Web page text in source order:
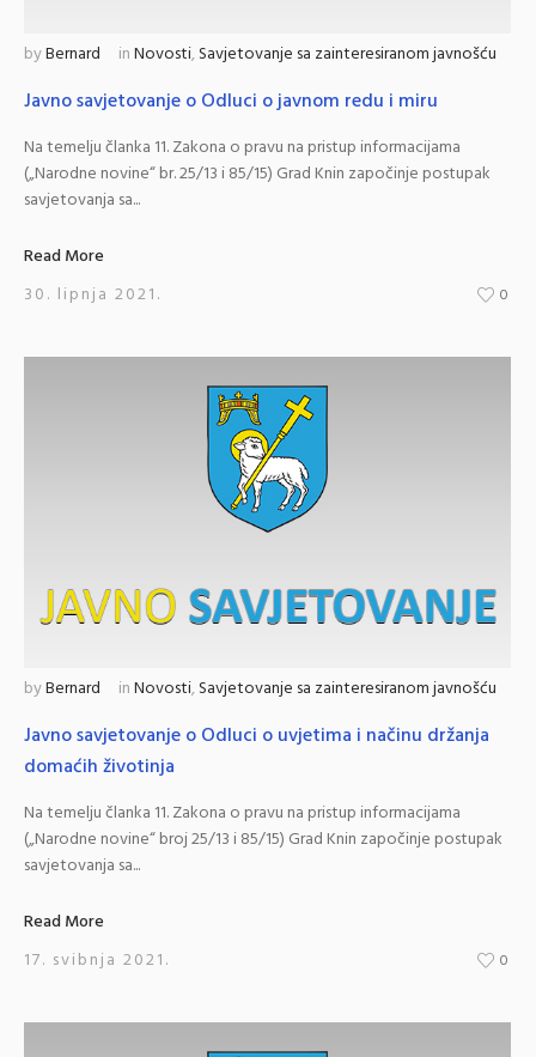
byBernard inNovosti,Savjetovanje sa zainteresiranom javnošću
Javno savjetovanje o Odluci o javnom redu i miru
Na temelju članka 11. Zakona o pravu na pristup informacijama
(„Narodne novine“ br. 25/13 i 85/15) Grad Knin započinje postupak
savjetovanja sa...
Read More
30. lipnja 2021.
0
byBernard inNovosti,Savjetovanje sa zainteresiranom javnošću
Javno savjetovanje o Odluci o uvjetima i načinu držanja
domaćih životinja
Na temelju članka 11. Zakona o pravu na pristup informacijama
(„Narodne novine“ broj 25/13 i 85/15) Grad Knin započinje postupak
savjetovanja sa...
Read More
17. svibnja 2021.
0